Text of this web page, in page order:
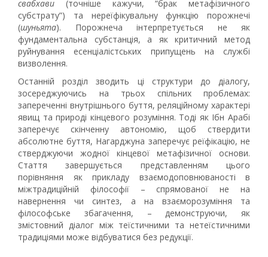
свабхави (точніше кажучи, “брак метафізичного
субстрату”) та нереїфікувальну функцію порожнечі
(шуньята). Порожнеча інтерпретується не як
фундаментальна субстанція, а як критичний метод
руйнування есенціалістських припущень на службі
визволення.
Останній розділ зводить ці структури до діалогу,
зосереджуючись на трьох спільних проблемах:
запереченні внутрішнього буття, реляційному характері
явищ та природі кінцевого розуміння. Тоді як Ібн Арабі
заперечує скінченну автономію, щоб ствердити
абсолютне буття, Нагарджуна заперечує реїфікацію, не
стверджуючи жодної кінцевої метафізичної основи.
Стаття завершується представленням цього
порівняння як прикладу взаємодоповнюваності в
міжтрадиційній філософії – спрямованої не на
навернення чи синтез, а на взаєморозуміння та
філософське збагачення, – демонструючи, як
змістовний діалог між теїстичними та нетеїстичними
традиціями може відбуватися без редукції.